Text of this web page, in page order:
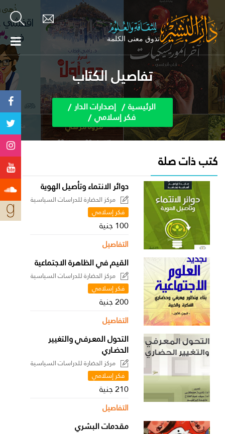
تفاصيل الكتاب
الرئيسية إصدارات الدار
فكر إسلامي
كتب ذات صلة
دوائر الانتماء وتأصيل الهوية
مركز الحضارة للدراسات السياسية
فكر إسلامي
100 جنية
التفاصيل
القيم في الظاهرة الاجتماعية
مركز الحضارة للدراسات السياسية
فكر إسلامي
200 جنية
التفاصيل
التحول المعـرفـي والتغيير
الحضـاري
مركز الحضارة للدراسات السياسية
فكر إسلامي
210 جنية
التفاصيل
مقدمات البشري